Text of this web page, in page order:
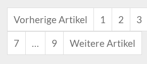
Vorherige Artikel 1 2 3
7 … 9 Weitere Artikel